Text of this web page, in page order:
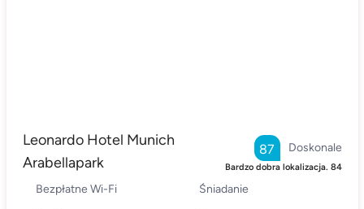
Leonardo Hotel Munich
Arabellapark
Doskonale
87
Bardzo dobra lokalizacja. 84
Bezpłatne Wi-Fi Śniadanie